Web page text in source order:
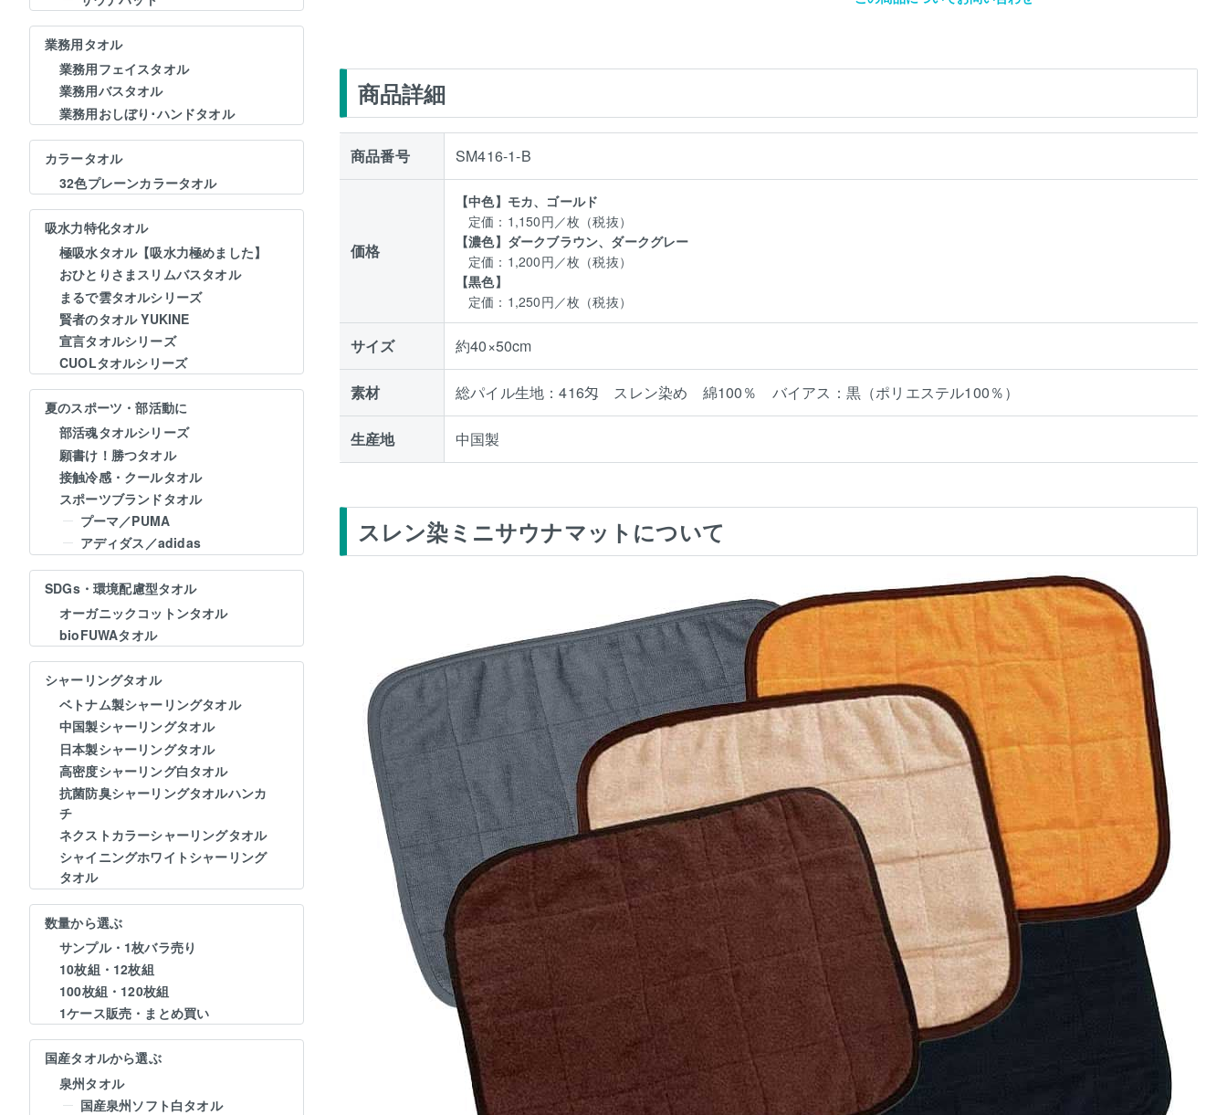
業務用タオル
業務用フェイスタオル
業務用バスタオル
業務用おしぼり･ハンドタオル
カラータオル
32色プレーンカラータオル
吸水力特化タオル
極吸水タオル【吸水力極めました】
おひとりさまスリムバスタオル
まるで雲タオルシリーズ
賢者のタオル YUKINE
宣言タオルシリーズ
CUOLタオルシリーズ
夏のスポーツ・部活動に
部活魂タオルシリーズ
願書け！勝つタオル
接触冷感・クールタオル
スポーツブランドタオル
プーマ／PUMA
アディダス／adidas
SDGs・環境配慮型タオル
オーガニックコットンタオル
bioFUWAタオル
シャーリングタオル
ベトナム製シャーリングタオル
中国製シャーリングタオル
日本製シャーリングタオル
高密度シャーリング白タオル
抗菌防臭シャーリングタオルハンカ
チ
ネクストカラーシャーリングタオル
シャイニングホワイトシャーリング
タオル
数量から選ぶ
サンプル・1枚バラ売り
10枚組・12枚組
100枚組・120枚組
1ケース販売・まとめ買い
国産タオルから選ぶ
泉州タオル
国産泉州ソフト白タオル
商品詳細
商品番号 SM416-1-B
価格
【中色】モカ、ゴールド
定価：1,150円／枚（税抜）
【濃色】ダークブラウン、ダークグレー
定価：1,200円／枚（税抜）
【黒色】
定価：1,250円／枚（税抜）
サイズ 約40×50cm
素材 総パイル生地：416匁 スレン染め 綿100％ バイアス：黒（ポリエステル100％）
生産地 中国製
スレン染ミニサウナマットについて